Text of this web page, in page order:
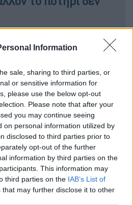
Information
sale, sharing to third parties, or
or sensitive information for
please use the below opt-out
Please note that after your
you may continue seeing
on personal information utilized by
disclosed to third parties prior to
opt-out of the further
information by third parties on the
This information may
third parties on the IAB’s List of
that may further disclose it to other
νεκρός ο
Ημέρα
φίλαθλοι όλων των
μνήμης ήταν και ο
φοιτητή